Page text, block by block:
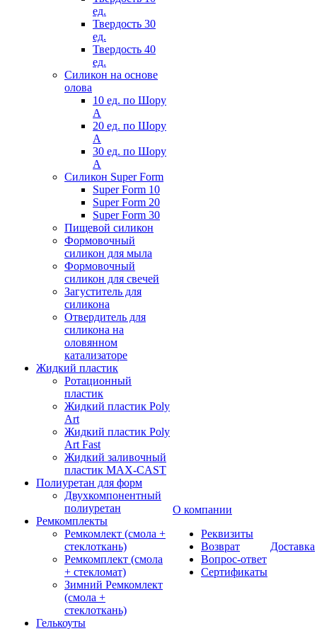
ед.
Твердость 30
ед.
Твердость 40
ед.
Силикон на основе
олова
10 ед. по Шору
А
20 ед. по Шору
А
30 ед. по Шору
А
Силикон Super Form
Super Form 10
Super Form 20
Super Form 30
Пищевой силикон
Формовочный
силикон для мыла
Формовочный
силикон для свечей
Загуститель для
силикона
Отвердитель для
силикона на
оловянном
катализаторе
Жидкий пластик
Ротационный
пластик
Жидкий пластик Poly
Art
Жидкий пластик Poly
Art Fast
Жидкий заливочный
пластик MAX-CAST
Полиуретан для форм
Двухкомпонентный
полиуретан
Ремкомплекты
Ремкомлект (смола +
стеклоткань)
Ремкомплект (смола
+ стекломат)
Зимний Ремкомлект
(смола +
стеклоткань)
Гелькоуты
О компании
Реквизиты
Возврат
Вопрос-ответ
Сертификаты
Доставка